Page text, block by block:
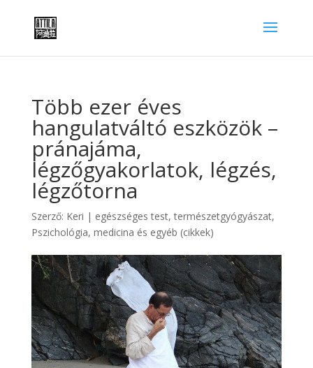
Több ezer éves
hangulatváltó eszközök –
pránajáma,
légzőgyakorlatok, légzés,
légzőtorna
Szerző: Keri | egészséges test, természetgyógyászat,
Pszichológia, medicina és egyéb (cikkek)